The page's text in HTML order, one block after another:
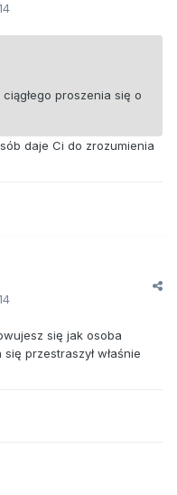
proszenia się o
daje Ci do zrozumienia
się jak osoba
przestraszył właśnie